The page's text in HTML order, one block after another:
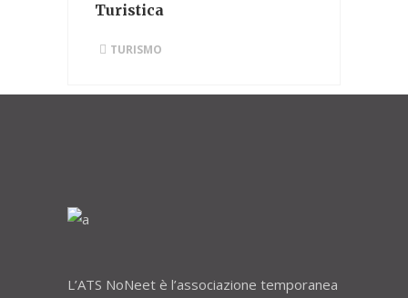
Turistica
TURISMO
L’ATS NoNeet è l’associazione temporanea